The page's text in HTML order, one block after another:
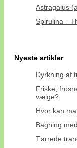
Astragalus
Spirulina –
Nyeste artikler
Dyrkning af
Friske,
vælge?
Hvor kan
Bagning
Tørrede